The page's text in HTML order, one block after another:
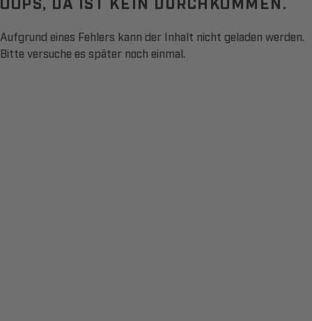
Aufgrund eines Fehlers kann der Inhalt nicht geladen werden.
Bitte versuche es später noch einmal.